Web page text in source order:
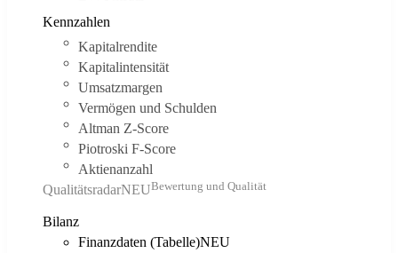
Kennzahlen
Kapitalrendite
Kapitalintensität
Umsatzmargen
Vermögen und Schulden
Altman Z-Score
Piotroski F-Score
Aktienanzahl
QualitätsradarNEUBewertung und Qualität
Bilanz
Finanzdaten (Tabelle)NEU